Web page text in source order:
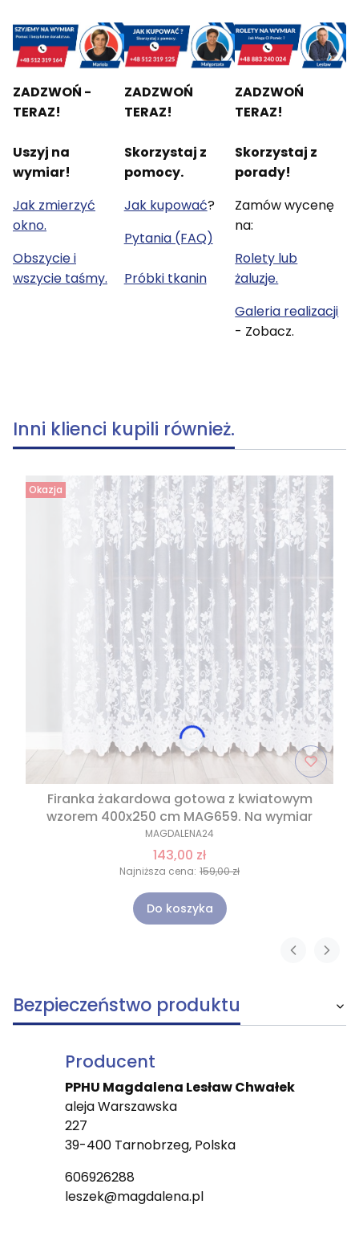
ZADZWOŃ -
TERAZ!
Uszyj na
wymiar!
Jak zmierzyć
okno.
Obszycie i
wszycie taśmy.
ZADZWOŃ
TERAZ!
Skorzystaj z
pomocy.
Jak kupować?
Pytania (FAQ)
Próbki tkanin
ZADZWOŃ
TERAZ!
Skorzystaj z
porady!
Zamów wycenę
na:
Rolety lub
żaluzje.
Galeria realizacji
- Zobacz.
Inni klienci kupili również.
Okazja
Firanka żakardowa gotowa z kwiatowym
wzorem 400x250 cm MAG659. Na wymiar
MAGDALENA24
143,00 zł
Najniższa cena: 159,00 zł
Do koszyka
Bezpieczeństwo produktu
Producent
PPHU Magdalena Lesław Chwałek
aleja Warszawska
227
39-400 Tarnobrzeg, Polska
606926288
leszek@magdalena.pl